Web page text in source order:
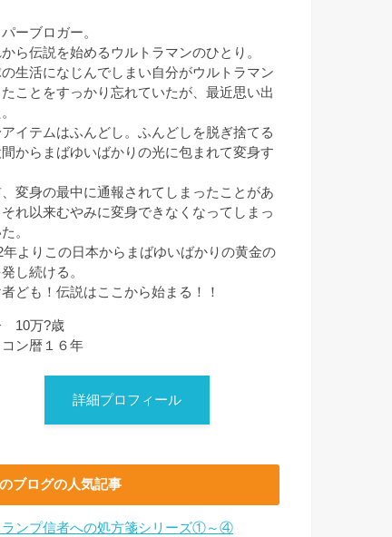
ーブロガー。
から伝説を始めるウルトラマンのひとり。
生活になじんでしまい自分がウルトラマン
ことをすっかり忘れていたが、最近思い出
イテムはふんどし。ふんどしを脱ぎ捨てる
間からまばゆいばかりの光に包まれて変身す
、変身の最中に通報されてしまったことがあ
それ以来むやみに変身できなくなってしまっ
。
年よりこの日本からまばゆいばかりの黄金の
し続ける。
ども！伝説はここから始まる！！
10万?歳
ン暦１６年
詳細プロフィール
ブログの人気記事
ランプ信者への処方箋シリーズ①～④